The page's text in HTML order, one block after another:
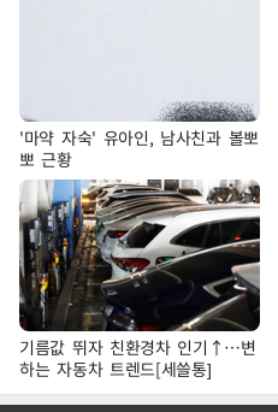
'마약 자숙' 유아인, 남사친과 볼뽀
뽀 근황
기름값 뛰자 친환경차 인기↑…변
하는 자동차 트렌드[세쓸통]